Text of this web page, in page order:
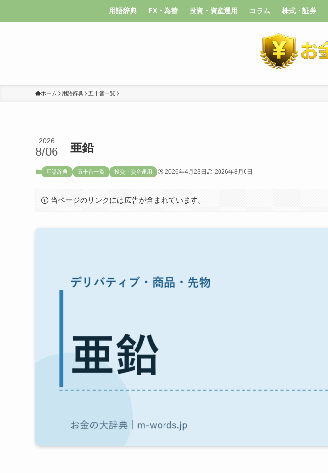
用語辞典 FX・為替 投資・資産運用 コラム 株式・証券
ホーム 用語辞典 五十音一覧
亜鉛
2026
8/06
用語辞典 五十音一覧 投資・資産運用 2026年4月23日 2026年8月6日
当ページのリンクには広告が含まれています。